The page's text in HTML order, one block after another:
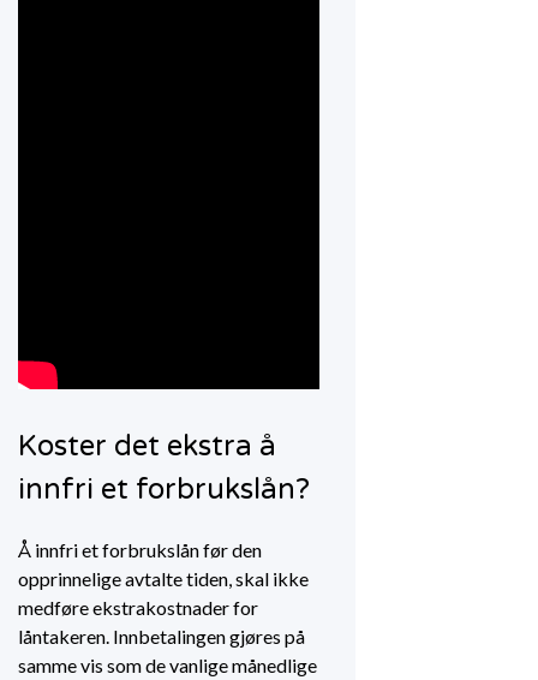
Koster det ekstra å
innfri et forbrukslån?
Å innfri et forbrukslån før den
opprinnelige avtalte tiden, skal ikke
medføre ekstrakostnader for
låntakeren. Innbetalingen gjøres på
samme vis som de vanlige månedlige